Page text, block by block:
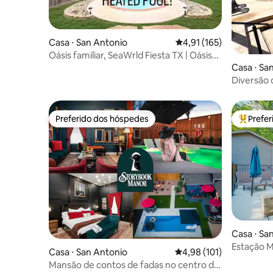
Casa ⋅ San Antonio 4,91 de uma avaliação
4,91 (165)
Oásis familiar, SeaWrld Fiesta TX | Oásis
Casa ⋅
Diversão
Preferido dos hóspedes
Preferido dos hóspedes
Casa ⋅ San Antonio 4,98 de uma avaliação
4,98 (101)
Mansão de contos de fadas no centro da
Entre
Casa ⋅
Estação